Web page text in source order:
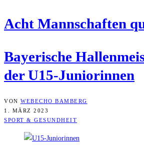
Acht Mann­schaf­ten
Baye­ri­sche
der U15-Juniorinnen
VON WEBECHO BAMBERG
1. MÄRZ 2023
SPORT & GESUNDHEIT